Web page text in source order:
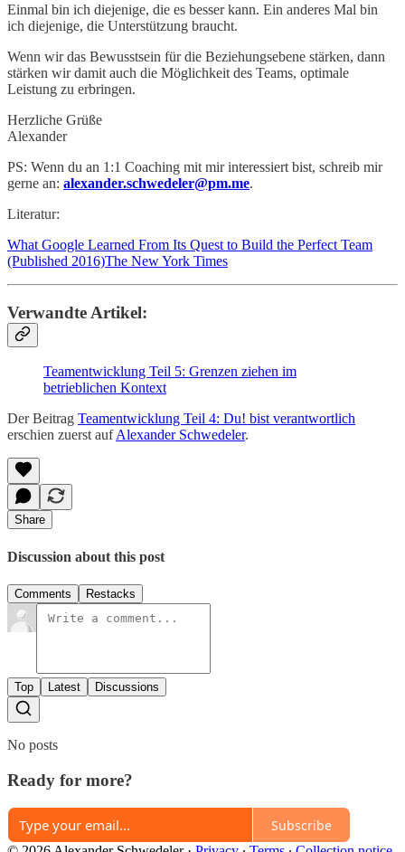
Einmal bin ich diejenige, die es besser kann. Ein anderes Mal bin
ich diejenige, die Unterstützung braucht.
Wenn wir das Bewusstsein für die Beziehungsebene stärken, dann
stärken wir damit auch die Möglichkeit des Teams, optimale
Leistung zu erbringen.
Herzliche Grüße
Alexander
PS: Wenn du an 1:1 Coaching mit mir interessiert bist, schreib mir
gerne an: alexander.schwedeler@pm.me.
Literatur:
What Google Learned From Its Quest to Build the Perfect Team
(Published 2016)The New York Times
Verwandte Artikel:
Teamentwicklung Teil 5: Grenzen ziehen im
betrieblichen Kontext
Der Beitrag Teamentwicklung Teil 4: Du! bist verantwortlich
erschien zuerst aufAlexander Schwedeler.
Share
Discussion about this post
Comments Restacks
Top Latest Discussions
No posts
Ready for more?
Subscribe